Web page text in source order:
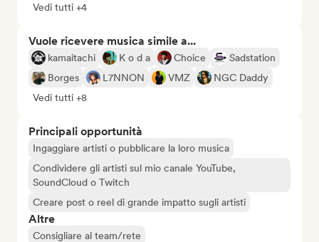
Vedi tutti +4
Vuole ricevere musica simile a...
kamaitachi K o d a Choice
Sadstation
Borges
L7NNON VMZ
NGC Daddy
Vedi tutti +8
Principali opportunità
Ingaggiare artisti o pubblicare la loro musica
Condividere gli artisti sul mio canale YouTube,
SoundCloud o Twitch
Creare post o reel di grande impatto sugli artisti
Altre
Consigliare al team/rete